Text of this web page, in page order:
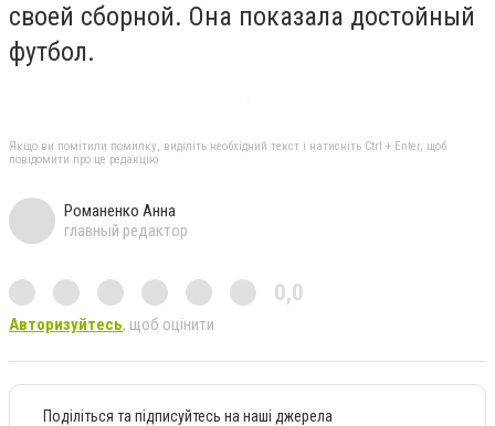
своей сборной. Она показала достойный
футбол.
Якщо ви помітили помилку, виділіть необхідний текст і натисніть Ctrl + Enter, щоб
повідомити про це редакцію
Романенко Анна
главный редактор
0,0
Авторизуйтесь, щоб оцінити
Поділіться та підписуйтесь на наші джерела